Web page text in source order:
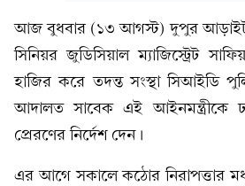
আজ বুধবার (১৩ আগস্ট) দুপুর
সিনিয়র জুডিসিয়াল ম্যাজিস্ট্রেট
হাজির করে তদন্ত সংস্থা সিআইডি
আদালত সাবেক এই আইনমন্ত্রীকে
প্রেরণের নির্দেশ দেন।
এর আগে সকালে কঠোর নিরাপত্তার